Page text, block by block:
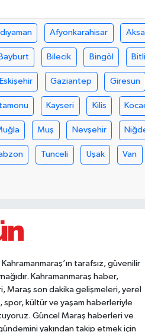
Afyonkarahisar
Bayburt Bilecik Bingöl
Eskişehir Gaziantep Giresun
Kayseri Kilis
Muş Nevşehir
Tunceli Uşak Van
tarafsız, güvenilir
Kahramanmaraş haber,
Maraş son dakika gelişmeleri, yerel
spor, kültür ve yaşam haberleriyle
Güncel Maraş haberleri ve
yakından takip etmek için